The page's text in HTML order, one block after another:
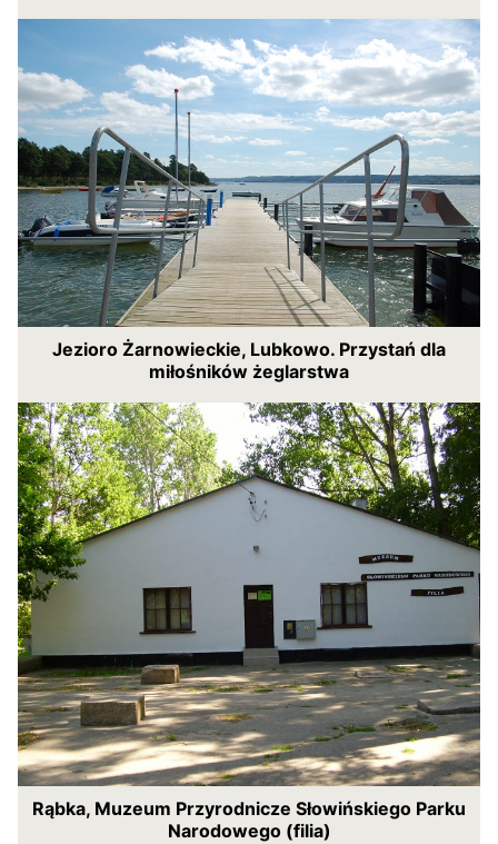
Jezioro Żarnowieckie, Lubkowo. Przystań dla
miłośników żeglarstwa
Rąbka, Muzeum Przyrodnicze Słowińskiego Parku
Narodowego (filia)